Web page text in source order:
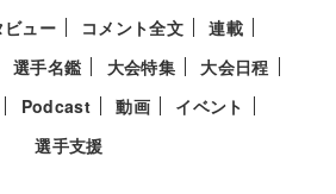
ビュー コメント全文
連載
選手名鑑 大会特集
大会日程
Podcast 動画
イベント
選手支援